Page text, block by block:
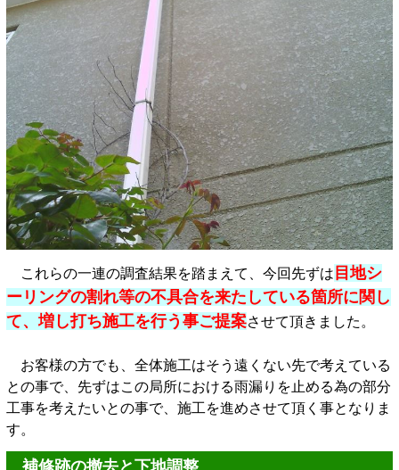
これらの一連の調査結果を踏まえて、今回先ずは 目地シ
ーリングの割れ等の不具合を来たしている箇所に関し
て、増し打ち施工を行う事ご提案させて頂きました。
お客様の方でも、全体施工はそう遠くない先で考えている
との事で、先ずはこの局所における雨漏りを止める為の部分
工事を考えたいとの事で、施工を進めさせて頂く事となりま
す。